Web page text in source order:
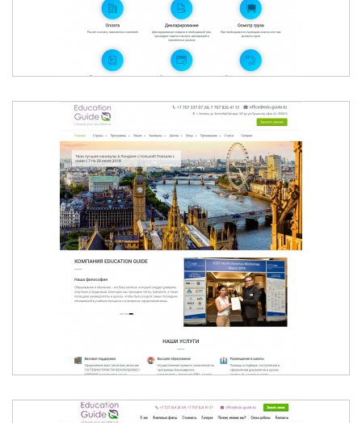
ОБРАЗОВАНИЕ И ОБУЧЕНИЕ ЗА РУБЕЖОМ